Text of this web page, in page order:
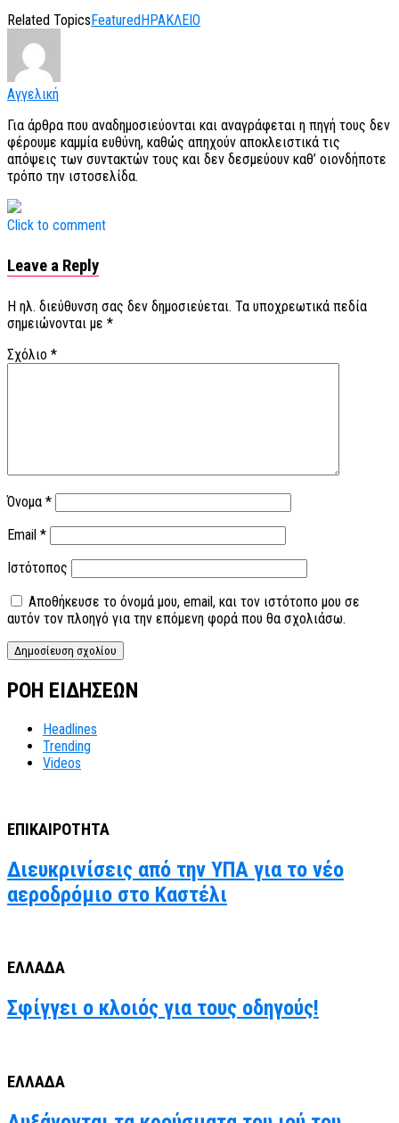
Related Topics Featured ΗΡΑΚΛΕΙΟ
Αγγελική
Για άρθρα που αναδημοσιεύονται και αναγράφεται η πηγή τους δεν
φέρουμε καμμία ευθύνη, καθώς απηχούν αποκλειστικά τις
απόψεις των συντακτών τους και δεν δεσμεύουν καθ’ οιονδήποτε
τρόπο την ιστοσελίδα.
Click to comment
Leave a Reply
Η ηλ. διεύθυνση σας δεν δημοσιεύεται. Τα υποχρεωτικά πεδία
σημειώνονται με *
Σχόλιο *
Όνομα *
Email *
Ιστότοπος
Αποθήκευσε το όνομά μου, email, και τον ιστότοπο μου σε
αυτόν τον πλοηγό για την επόμενη φορά που θα σχολιάσω.
ΡΟΗ ΕΙΔΗΣΕΩΝ
Headlines
Trending
Videos
ΕΠΙΚΑΙΡΟΤΗΤΑ
Διευκρινίσεις από την ΥΠΑ για το νέο
αεροδρόμιο στο Καστέλι
ΕΛΛΑΔΑ
Σφίγγει ο κλοιός για τους οδηγούς!
ΕΛΛΑΔΑ